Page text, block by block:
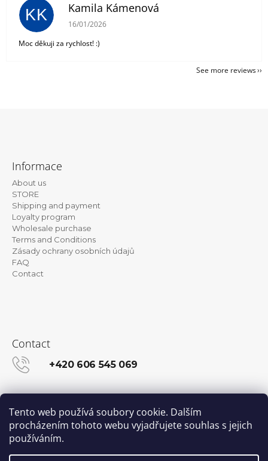
Tento web používá soubory cookie. Dalším
procházením tohoto webu vyjadřujete souhlas s jejich
používáním.
KK Kamila Kámenová
The store rating is 5 out of 5 stars.
16/01/2026
Moc děkuji za rychlost! :)
See more reviews
Informace
About us
STORE
Shipping and payment
Loyalty program
Wholesale purchase
Terms and Conditions
Zásady ochrany osobních údajů
FAQ
Contact
Contact
+420 606 545 069